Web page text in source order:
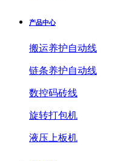
产品中心
搬运养护自动线
链条养护自动线
数控码砖线
旋转打包机
液压上板机